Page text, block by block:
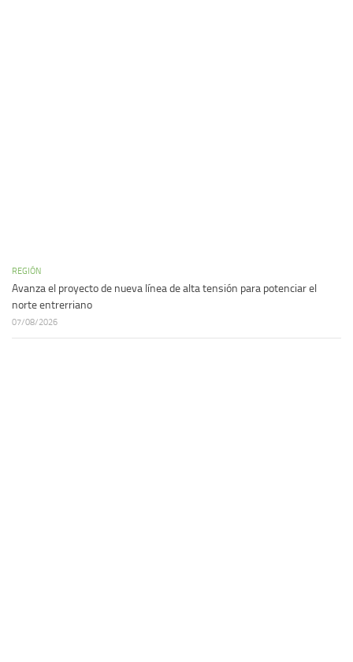
REGIÓN
Avanza el proyecto de nueva línea de alta tensión para potenciar el
norte entrerriano
07/08/2026